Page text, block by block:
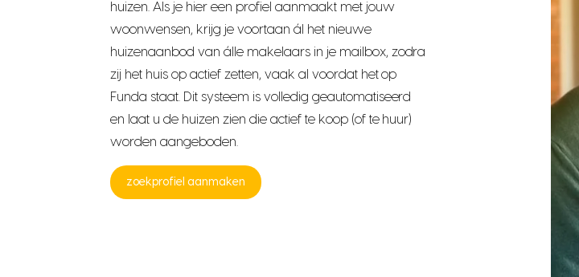
huizen. Als je hier een profiel aanmaakt met jouw
woonwensen, krijg je voortaan ál het nieuwe
huizenaanbod van álle makelaars in je mailbox, zodra
zij het huis op actief zetten, vaak al voordat het op
Funda staat. Dit systeem is volledig geautomatiseerd
en laat u de huizen zien die actief te koop (of te huur)
worden aangeboden.
zoekprofiel aanmaken